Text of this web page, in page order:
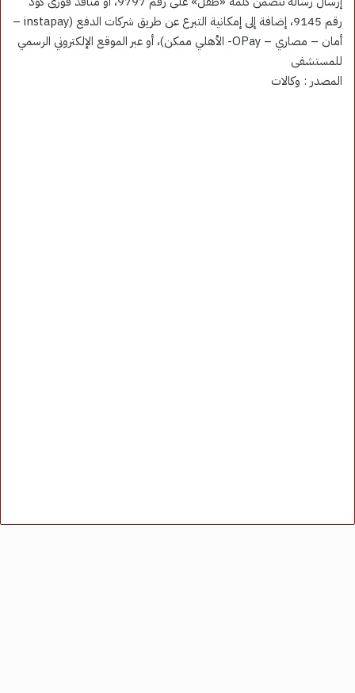
رقم 9145، إضافة إلى إمكانية التبرع عن طريق شركات الدفع (instapay –
أمان – مصاري – OPay- الأهلي ممكن)، أو عبر الموقع الإلكتروني الرسمي
للمستشفى
المصدر : وكالات